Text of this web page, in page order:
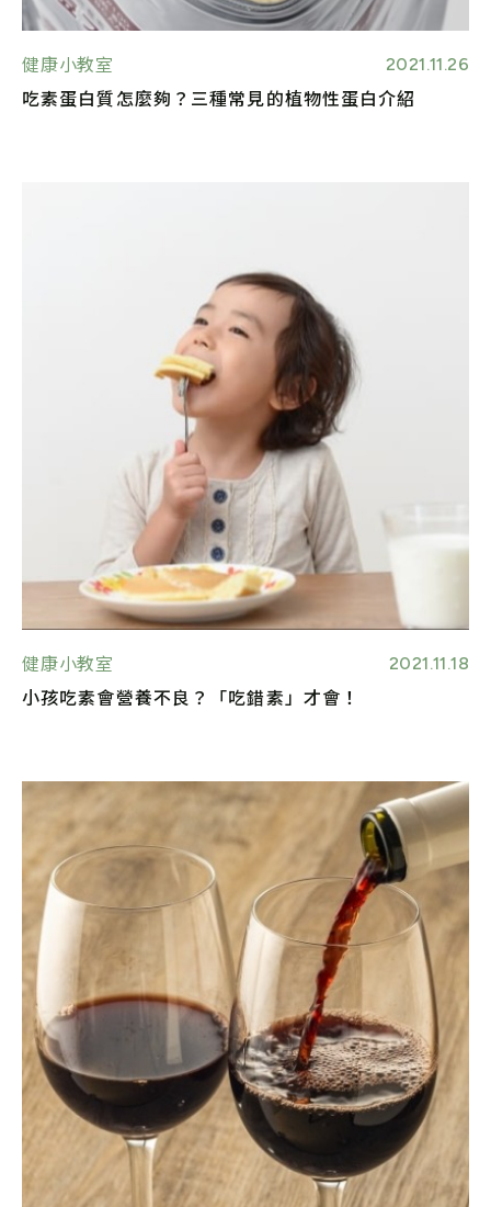
健康小教室
2021.11.26
吃素蛋白質怎麼夠？三種常見的植物性蛋白介紹
健康小教室
2021.11.18
小孩吃素會營養不良？「吃錯素」才會！